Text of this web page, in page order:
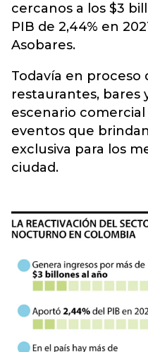
cercanos a los $3
PIB de 2,44% en
Asobares.
Todavía en proceso
restaurantes, bares
escenario
eventos que
exclusiva para los
ciudad.